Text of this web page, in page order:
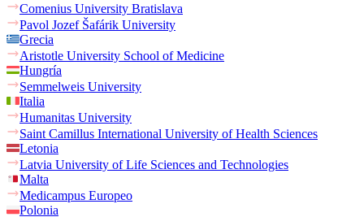
Comenius University Bratislava
Pavol Jozef Šafárik University
Grecia
Aristotle University School of Medicine
Hungría
Semmelweis University
Italia
Humanitas University
Saint Camillus International University of Health Sciences
Letonia
Latvia University of Life Sciences and Technologies
Malta
Medicampus Europeo
Polonia